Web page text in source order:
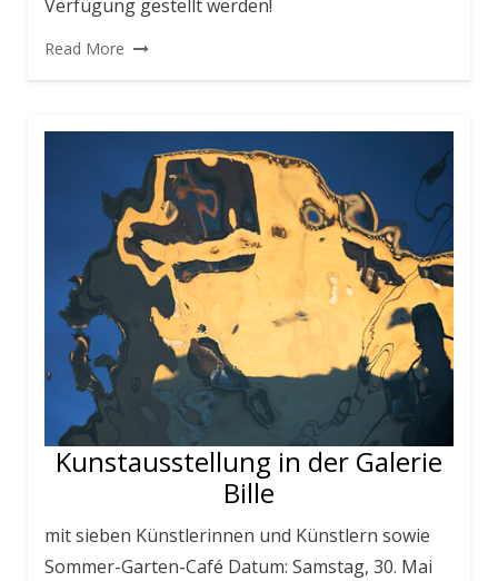
Verfügung gestellt werden!
Read More
Kunstausstellung in der Galerie
Bille
mit sieben Künstlerinnen und Künstlern sowie
Sommer-Garten-Café Datum: Samstag, 30. Mai